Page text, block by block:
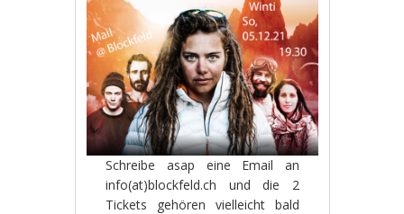
Schreibe asap eine Email an
info(at)blockfeld.ch und die 2
Tickets gehören vielleicht bald